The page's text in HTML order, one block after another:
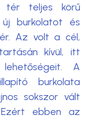
tér teljes körű
új burkolatot és
Az volt a cél,
kívül, itt
A
burkolata
sokszor vált
ebben az